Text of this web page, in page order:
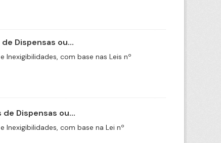
Dispensas ou...
com base nas Leis nº
Dispensas ou...
com base na Lei nº